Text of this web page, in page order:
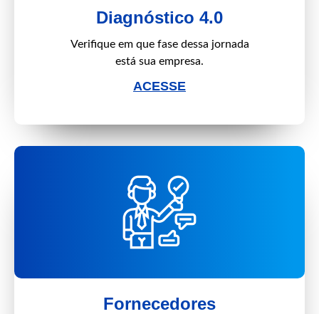
Diagnóstico 4.0
Verifique em que fase dessa jornada
está sua empresa.
ACESSE
Fornecedores